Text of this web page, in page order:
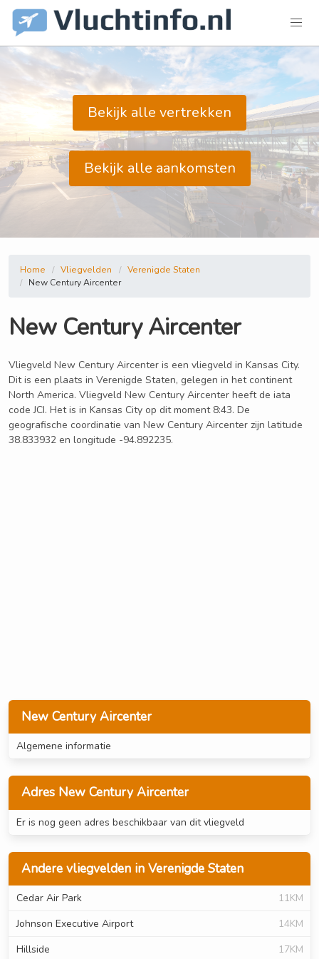
Bekijk alle vertrekken
Bekijk alle aankomsten
New Century Aircenter
Algemene informatie
Adres New Century Aircenter
Er is nog geen adres beschikbaar van dit vliegveld
Andere vliegvelden in Verenigde Staten
Cedar Air Park
11KM
Johnson Executive Airport
14KM
Hillside
17KM
Home Vliegvelden
Verenigde Staten
New Century Aircenter
New Century Aircenter
Vliegveld New Century Aircenter is een vliegveld in Kansas City.
Dit is een plaats in Verenigde Staten, gelegen in het continent
North America. Vliegveld New Century Aircenter heeft de iata
code JCI. Het is in Kansas City op dit moment 8:43. De
geografische coordinatie van New Century Aircenter zijn latitude
38.833932 en longitude -94.892235.